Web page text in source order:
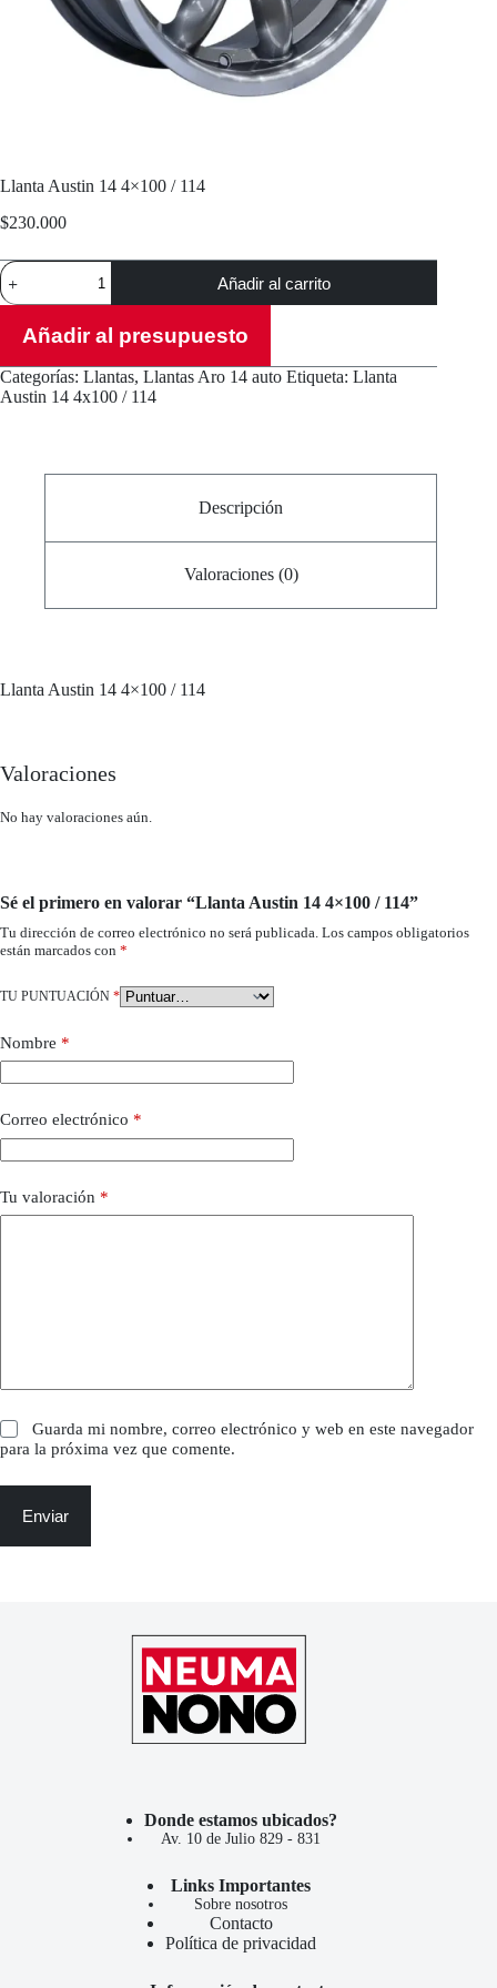
Llanta Austin 14 4×100 / 114
$230.000
Llanta
Austin
14
4x100
114
cantidad
Añadir al carrito
Añadir al presupuesto
Categorías: Llantas, Llantas Aro 14 auto Etiqueta: Llanta
Austin 14 4x100 / 114
Descripción
Valoraciones (0)
Llanta Austin 14 4×100 / 114
Valoraciones
No hay valoraciones aún.
Sé el primero en valorar “Llanta Austin 14 4×100 / 114”
Tu dirección de correo electrónico no será publicada. Los campos obligatorios
están marcados con *
TU PUNTUACIÓN *
Nombre *
Correo electrónico *
Tu valoración *
Guarda mi nombre, correo electrónico y web en este navegador
para la próxima vez que comente.
Enviar
Donde estamos ubicados?
Av. 10 de Julio 829 - 831
Links Importantes
Sobre nosotros
Contacto
Política de privacidad